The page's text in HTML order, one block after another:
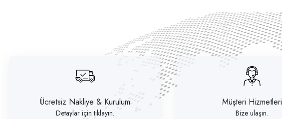
Ücretsiz Nakliye & Kurulum
Detaylar için tıklayın.
Müşteri Hizmetleri
Bize ulaşın.